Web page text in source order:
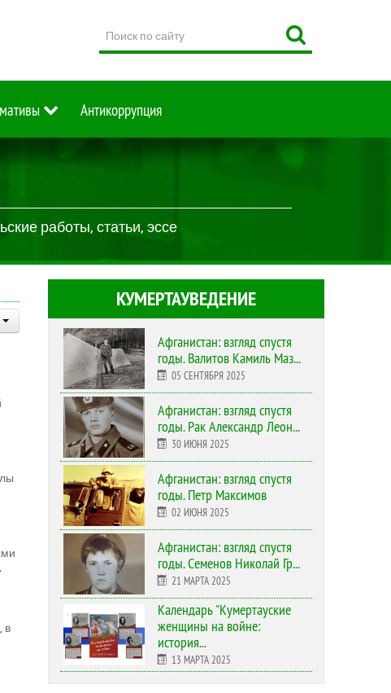
по
сайту
Антикоррупция
работы, статьи, эссе
в
КУМЕРТАУВЕДЕНИЕ
Афганистан: взгляд спустя
годы. Валитов Камиль Маз...
05 СЕНТЯБРЯ 2025
Афганистан: взгляд спустя
годы. Рак Александр Леон...
30 ИЮНЯ 2025
Афганистан: взгляд спустя
годы. Петр Максимов
02 ИЮНЯ 2025
Афганистан: взгляд спустя
годы. Семенов Николай Гр...
21 МАРТА 2025
Календарь "Кумертауские
женщины на войне:
история...
13 МАРТА 2025